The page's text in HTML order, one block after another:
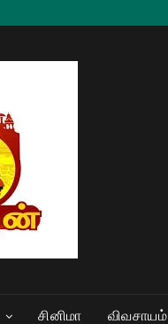
சினிமா விவசாயம்